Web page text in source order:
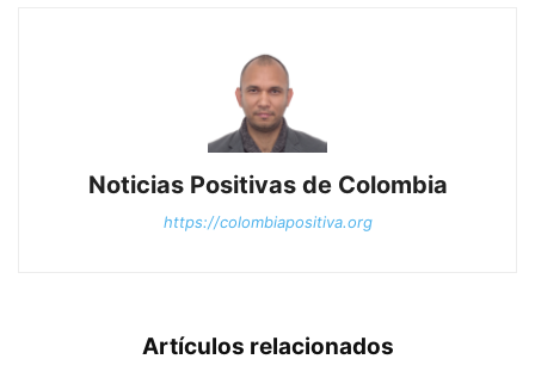
Noticias Positivas de Colombia
https://colombiapositiva.org
Artículos relacionados